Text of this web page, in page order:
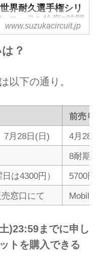
界耐久選手権シリ
·コーラ" 鈴鹿8時間
レース
界耐久選手権シリーズ
" 鈴鹿8時間耐久ロー
いたします。
www.suzukacircuit.jp
？
以下の通り。
前売り
7月28日(日)
4月28
8耐期
は4300円）
5700円
窓口にて
)23:59までに申し
トを購入できる